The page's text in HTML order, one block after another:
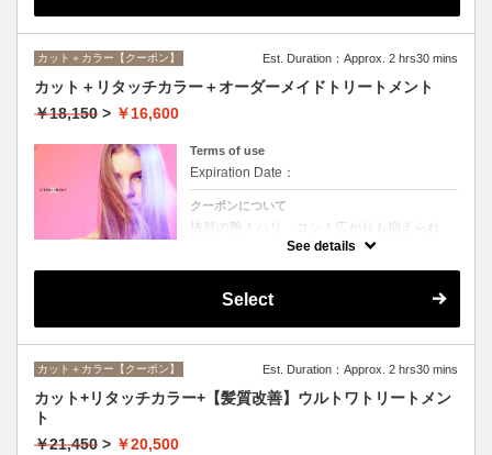
カット＋カラー【クーポン】 Est. Duration：Approx. 2 hrs30 mins
カット＋リタッチカラー＋オーダーメイドトリートメント
￥18,150 > ￥16,600
Terms of use
Expiration Date：
クーポンについて
抜群の艶！ハリ、コシ！広がりも抑えられ
る！どんなに傷んだ髪も、鮮やかなハイトー
See details
Select
カット＋カラー【クーポン】 Est. Duration：Approx. 2 hrs30 mins
カット+リタッチカラー+【髪質改善】ウルトワトリートメン
ト
￥21,450 > ￥20,500